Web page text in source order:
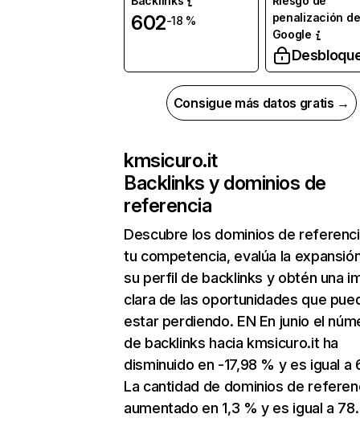
602-18 %
penalización de
Google
Consigue más datos gratis →
kmsicuro.it
Backlinks y dominios de
referencia
Descubre los dominios de
tu competencia, evalúa la
su perfil de backlinks y obtén una
clara de las oportunidades que
estar perdiendo. EN En junio el
de backlinks hacia kmsicuro.it ha
disminuido en -17,98 % y es igual a
La cantidad de dominios de
aumentado en 1,3 % y es igual a 78.